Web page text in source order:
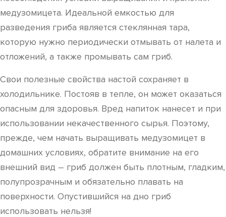
медузомицета. Идеальной емкостью для
разведения гриба является стеклянная тара,
которую нужно периодически отмывать от налета и
отложений, а также промывать сам гриб.
Свои полезные свойства настой сохраняет в
холодильнике. Постояв в тепле, он может оказаться
опасным для здоровья. Вред напиток нанесет и при
использовании некачественного сырья. Поэтому,
прежде, чем начать выращивать медузомицет в
домашних условиях, обратите внимание на его
внешний вид – гриб должен быть плотным, гладким,
полупрозрачным и обязательно плавать на
поверхности. Опустившийся на дно гриб
использовать нельзя!